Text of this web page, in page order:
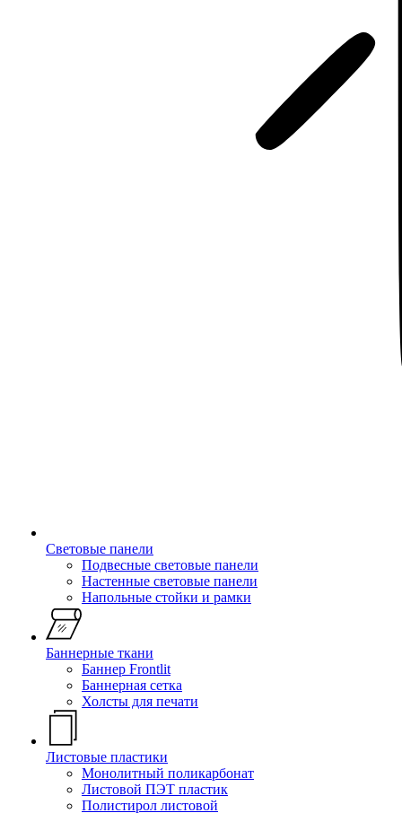
Световые панели
Подвесные световые панели
Настенные световые панели
Напольные стойки и рамки
Баннерные ткани
Баннер Frontlit
Баннерная сетка
Холсты для печати
Листовые пластики
Монолитный поликарбонат
Листовой ПЭТ пластик
Полистирол листовой